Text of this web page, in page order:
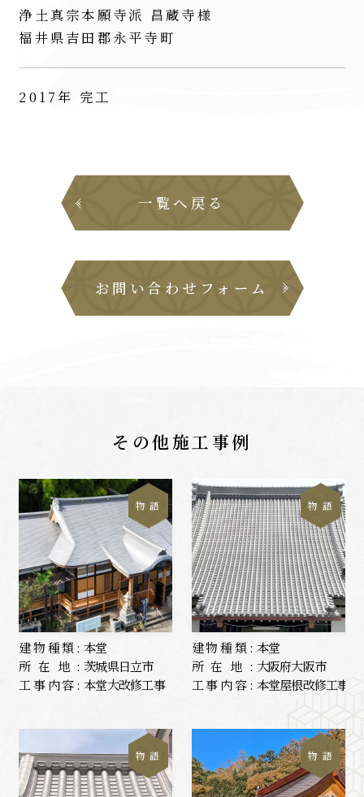
浄土真宗本願寺派 昌蔵寺様
福井県吉田郡永平寺町
2017年 完工
一覧へ戻る
お問い合わせフォーム
その他施工事例
物 語
建物種類: 本堂
所在地: 茨城県日立市
工事内容: 本堂大改修工事
物 語
建物種類: 本堂
所在地: 大阪府大阪市
工事内容: 本堂屋根改修工事
物 語 物 語